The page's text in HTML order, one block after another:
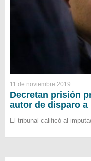
11 de noviembre 2019
Decretan prisión
autor de disparo a
El tribunal calificó al